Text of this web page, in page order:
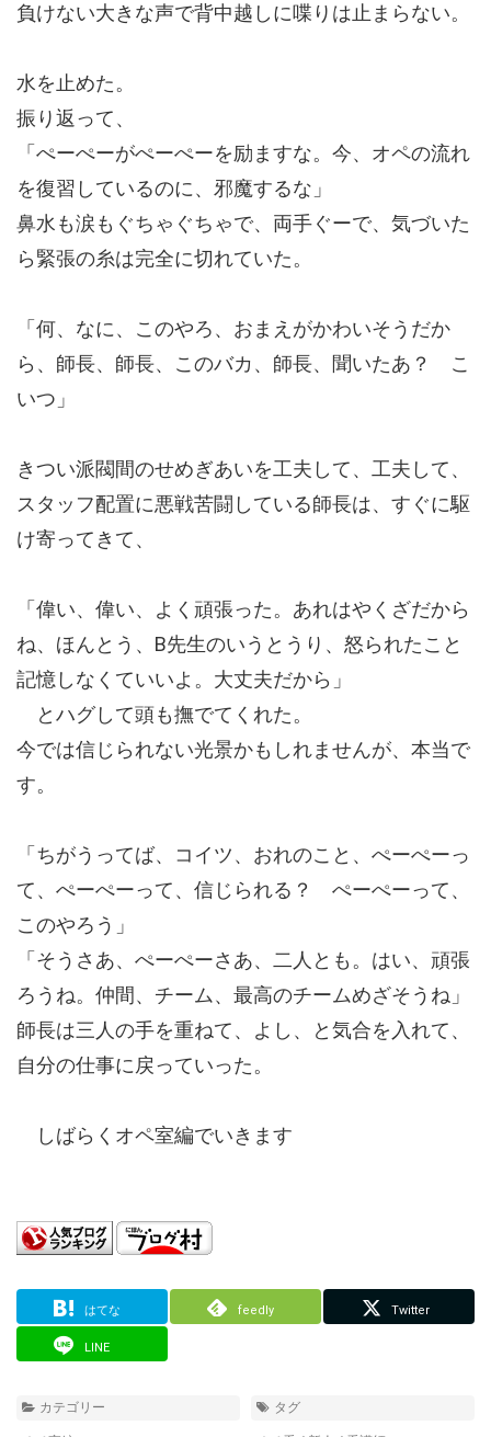
負けない大きな声で背中越しに喋りは止まらない。
水を止めた。
振り返って、
「ぺーぺーがぺーぺーを励ますな。今、オペの流れ
を復習しているのに、邪魔するな」
鼻水も涙もぐちゃぐちゃで、両手ぐーで、気づいた
ら緊張の糸は完全に切れていた。
「何、なに、このやろ、おまえがかわいそうだか
ら、師長、師長、このバカ、師長、聞いたあ？ こ
いつ」
きつい派閥間のせめぎあいを工夫して、工夫して、
スタッフ配置に悪戦苦闘している師長は、すぐに駆
け寄ってきて、
「偉い、偉い、よく頑張った。あれはやくざだから
ね、ほんとう、B先生のいうとうり、怒られたこと
記憶しなくていいよ。大丈夫だから」
とハグして頭も撫でてくれた。
今では信じられない光景かもしれませんが、本当で
す。
「ちがうってば、コイツ、おれのこと、ぺーぺーっ
て、ぺーぺーって、信じられる？ ぺーぺーって、
このやろう」
「そうさあ、ぺーぺーさあ、二人とも。はい、頑張
ろうね。仲間、チーム、最高のチームめざそうね」
師長は三人の手を重ねて、よし、と気合を入れて、
自分の仕事に戻っていった。
しばらくオペ室編でいきます
はてな feedly Twitter
LINE
カテゴリー タグ